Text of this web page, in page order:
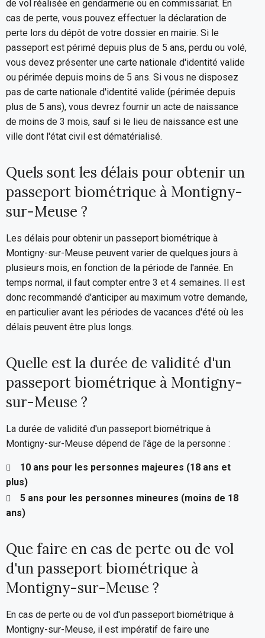
de vol réalisée en gendarmerie ou en commissariat. En
cas de perte, vous pouvez effectuer la déclaration de
perte lors du dépôt de votre dossier en mairie. Si le
passeport est périmé depuis plus de 5 ans, perdu ou volé,
vous devez présenter une carte nationale d'identité valide
ou périmée depuis moins de 5 ans. Si vous ne disposez
pas de carte nationale d'identité valide (périmée depuis
plus de 5 ans), vous devrez fournir un acte de naissance
de moins de 3 mois, sauf si le lieu de naissance est une
ville dont l'état civil est dématérialisé.
Quels sont les délais pour obtenir un
passeport biométrique à Montigny-
sur-Meuse ?
Les délais pour obtenir un passeport biométrique à
Montigny-sur-Meuse peuvent varier de quelques jours à
plusieurs mois, en fonction de la période de l'année. En
temps normal, il faut compter entre 3 et 4 semaines. Il est
donc recommandé d'anticiper au maximum votre demande,
en particulier avant les périodes de vacances d'été où les
délais peuvent être plus longs.
Quelle est la durée de validité d'un
passeport biométrique à Montigny-
sur-Meuse ?
La durée de validité d'un passeport biométrique à
Montigny-sur-Meuse dépend de l'âge de la personne :
10 ans pour les personnes majeures (18 ans et
plus)
5 ans pour les personnes mineures (moins de 18
ans)
Que faire en cas de perte ou de vol
d'un passeport biométrique à
Montigny-sur-Meuse ?
En cas de perte ou de vol d'un passeport biométrique à
Montigny-sur-Meuse, il est impératif de faire une